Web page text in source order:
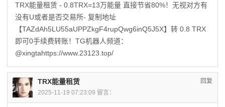
TRX能量租赁 - 0.8TRX=13万能量 直接节省80%！无视对方有
没有U或者是否交易所- 复制地址
【TAZdAh5LU55aUPPZkgF4rupQwg6inQ5J5X】转 0.8 TRX
即可0手续费转账！TG机器人频道：
@xingtahttps://www.23123.top/
TRX能量租赁
2025-11-19 07:23:09 留言：
回复